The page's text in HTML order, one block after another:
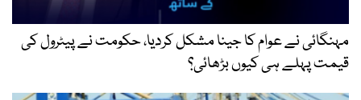
مہنگائی نے عوام کا جینا مشکل کردیا، حکومت نے پیٹرول کی
قیمت پہلے ہی کیوں بڑھائی؟